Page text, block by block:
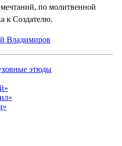
по молитвенной
к Создателю.
Владимиров
этюды